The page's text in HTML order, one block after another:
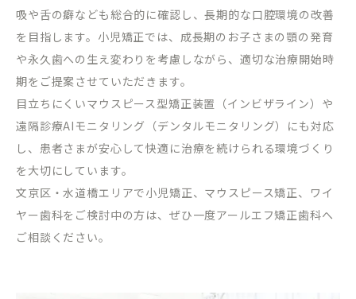
吸や舌の癖なども総合的に確認し、長期的な口腔環境の改善
を目指します。小児矯正では、成長期のお子さまの顎の発育
や永久歯への生え変わりを考慮しながら、適切な治療開始時
期をご提案させていただきます。
目立ちにくいマウスピース型矯正装置（インビザライン）や
遠隔診療AIモニタリング（デンタルモニタリング）にも対応
し、患者さまが安心して快適に治療を続けられる環境づくり
を大切にしています。
文京区・水道橋エリアで小児矯正、マウスピース矯正、ワイ
ヤー歯科をご検討中の方は、ぜひ一度アールエフ矯正歯科へ
ご相談ください。